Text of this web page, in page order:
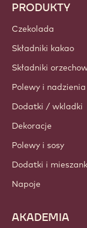
PRODUKTY
Czekolada
Składniki kakao
Składniki
Polewy i nadzienia
Dodatki / wkladki
Dekoracje
Polewy i sosy
Dodatki i
Napoje
AKADEMIA